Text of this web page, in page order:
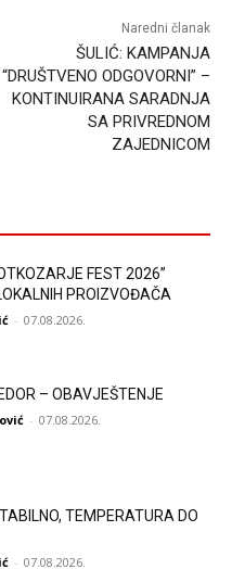
Naredni članak
ŠULIĆ: KAMPANJA
“DRUŠTVENO ODGOVORNI” –
KONTINUIRANA SARADNJA
SA PRIVREDNOM
ZAJEDNICOM
FEST 2026”
PROIZVOĐAČA
- 07.08.2026.
– OBAVJEŠTENJE
- 07.08.2026.
TEMPERATURA DO
- 07.08.2026.